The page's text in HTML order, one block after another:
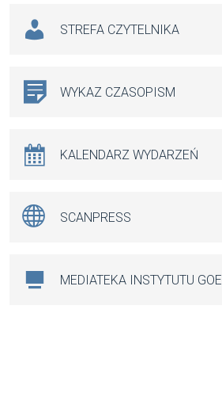
STREFA CZYTELNIKA
WYKAZ CZASOPISM
KALENDARZ WYDARZEŃ
SCANPRESS
MEDIATEKA INSTYTUTU